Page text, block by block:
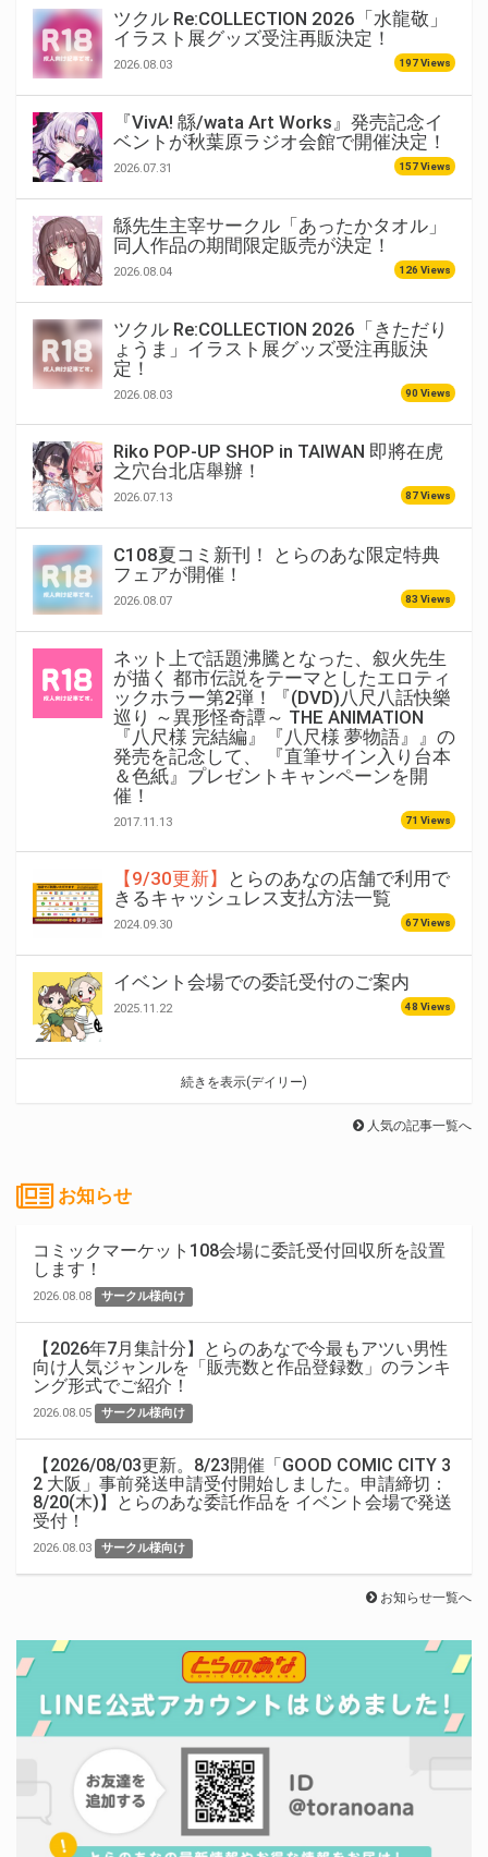
ツクル Re:COLLECTION 2026「水龍敬」
イラスト展グッズ受注再販決定！
2026.08.03 197 Views
『VivA! 緜/wata Art Works』発売記念イ
ベントが秋葉原ラジオ会館で開催決定！
2026.07.31 157 Views
緜先生主宰サークル「あったかタオル」
同人作品の期間限定販売が決定！
2026.08.04 126 Views
ツクル Re:COLLECTION 2026「きただり
ょうま」イラスト展グッズ受注再販決
定！
2026.08.03 90 Views
Riko POP-UP SHOP in TAIWAN 即將在虎
之穴台北店舉辦！
2026.07.13 87 Views
C108夏コミ新刊！ とらのあな限定特典
フェアが開催！
2026.08.07 83 Views
ネット上で話題沸騰となった、叙火先生
が描く 都市伝説をテーマとしたエロティ
ックホラー第2弾！『(DVD)八尺八話快樂
巡り ～異形怪奇譚～ THE ANIMATION
『八尺様 完結編』『八尺様 夢物語』』の
発売を記念して、 『直筆サイン入り台本
＆色紙』プレゼントキャンペーンを開
催！
2017.11.13 71 Views
【9/30更新】
とらのあなの店舗で利用で
きるキャッシュレス支払方法一覧
2024.09.30 67 Views
イベント会場での委託受付のご案内
2025.11.22 48 Views
続きを表示(デイリー)
人気の記事一覧へ
お知らせ
コミックマーケット108会場に委託受付回収所を設置
します！
2026.08.08 サークル様向け
【2026年7月集計分】とらのあなで今最もアツい男性
向け人気ジャンルを「販売数と作品登録数」のランキ
ング形式でご紹介！
2026.08.05 サークル様向け
【2026/08/03更新。8/23開催「GOOD COMIC CITY 3
2 大阪」事前発送申請受付開始しました。申請締切：
8/20(木)】とらのあな委託作品を イベント会場で発送
受付！
2026.08.03 サークル様向け
お知らせ一覧へ